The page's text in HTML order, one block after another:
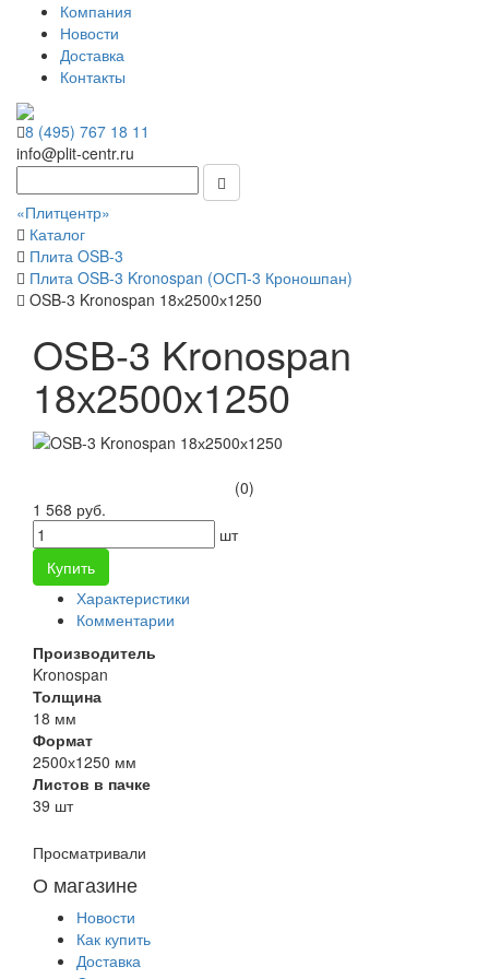
Компания
Новости
Доставка
Контакты
8 (495) 767 18 11
info@plit-centr.ru
«Плитцентр»
Каталог
Плита OSB-3
Плита OSB-3 Kronospan (ОСП-3 Кроношпан)
OSB-3 Kronospan 18х2500х1250
OSB-3 Kronospan
18х2500х1250
(0)
1 568 руб.
шт
Купить
Характеристики
Комментарии
Производитель
Kronospan
Толщина
18 мм
Формат
2500х1250 мм
Листов в пачке
39 шт
Просматривали
О магазине
Новости
Как купить
Доставка